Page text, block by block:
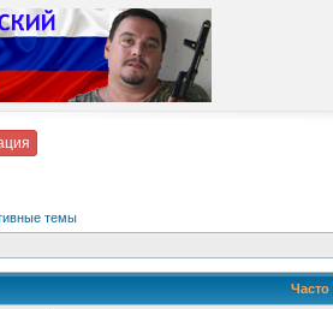
темы